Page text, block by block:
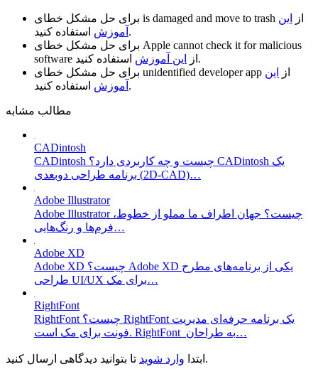
is damaged and move to trash از
این
آموزش استفاده کنید.
Apple cannot check it for malicious
software
از این آموزش
استفاده کنید.
unidentified developer app از
این
آموزش استفاده کنید.
مطالب مشابه
CADintosh
CADintosh چیست و چه کاربردی دارد؟ CADintosh یک
برنامه طراحی دوبعدی (2D-CAD)…
Adobe Illustrator
Adobe Illustrator چیست؟ جهان اطراف ما مملو از خطوط،
فرم‌ها و رنگ‌هایی…
Adobe XD
Adobe XD چیست؟ Adobe XD یکی از برنامه‌های مطرح
طراحی UI/UX برای مک…
RightFont
RightFont چیست؟ RightFont یک برنامه حرفه‌ای مدیریت
فونت برای مک است. RightFont به طراحان…
ابتدا وارد شوید تا بتوانید دیدگاهی ارسال کنید.